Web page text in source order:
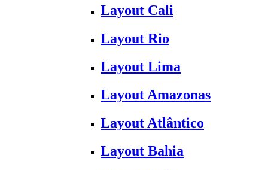
Layout Cali
Layout Rio
Layout Lima
Layout Amazonas
Layout Atlântico
Layout Bahia